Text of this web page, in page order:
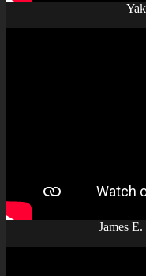
James